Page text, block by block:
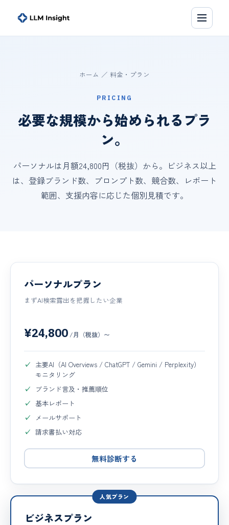
ホーム ／ 料金・プラン
PRICING
必要な規模から始められるプラ
ン。
パーソナルは月額24,800円（税抜）から。ビジネス以上
は、登録ブランド数、プロンプト数、競合数、レポート
範囲、支援内容に応じた個別見積です。
パーソナルプラン
まずAI検索露出を把握したい企業
¥24,800 /月（税抜）〜
主要AI（AI Overviews / ChatGPT / Gemini / Perplexity）
モニタリング
ブランド言及・推薦順位
基本レポート
メールサポート
請求書払い対応
無料診断する
人気プラン
ビジネスプラン